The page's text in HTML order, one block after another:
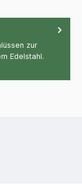
zur
Edelstahl.